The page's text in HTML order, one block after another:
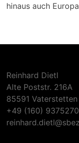
hinaus auch
Reinhard Dietl
Alte Poststr. 216A
85591 Vaterstetten
+49 (160)